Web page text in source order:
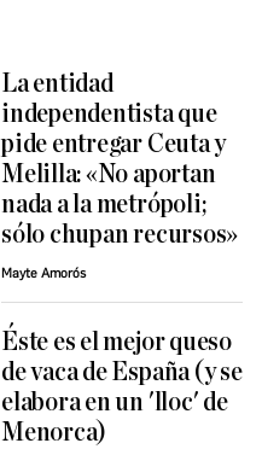
La entidad
independentista que
pide entregar Ceuta y
Melilla: «No aportan
nada a la metrópoli;
sólo chupan recursos»
Mayte Amorós
Éste es el mejor queso
de vaca de España (y se
elabora en un 'lloc' de
Menorca)